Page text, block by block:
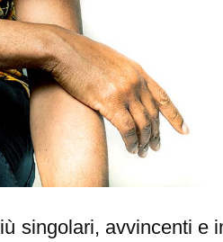
singolari, avvincenti